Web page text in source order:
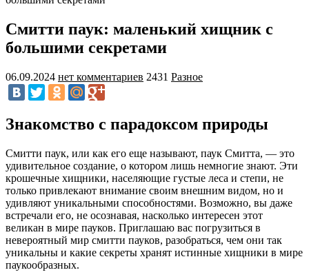
Смитти паук: маленький хищник с
большими секретами
06.09.2024 нет комментариев 2431 Разное
Знакомство с парадоксом природы
Смитти паук, или как его еще называют, паук Смитта, — это
удивительное создание, о котором лишь немногие знают. Эти
крошечные хищники, населяющие густые леса и степи, не
только привлекают внимание своим внешним видом, но и
удивляют уникальными способностями. Возможно, вы даже
встречали его, не осознавая, насколько интересен этот
великан в мире пауков. Приглашаю вас погрузиться в
невероятный мир смитти пауков, разобраться, чем они так
уникальны и какие секреты хранят истинные хищники в мире
паукообразных.